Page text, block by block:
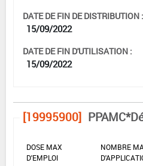
DATE DE FIN DE DISTRIBUTION :
15/09/2022
DATE DE FIN D'UTILISATION :
15/09/2022
[19995900]
DOSE MAX
D'EMPLOI
NOMBRE